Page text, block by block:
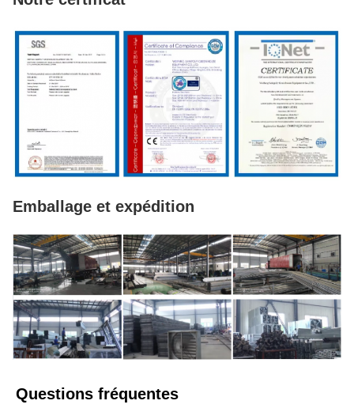
Emballage et expédition
Questions fréquentes